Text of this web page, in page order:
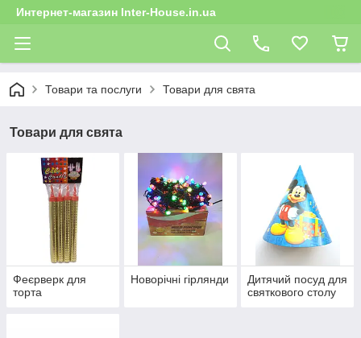
Интернет-магазин Inter-House.in.ua
Товари та послуги Товари для свята
Товари для свята
Феєрверк для
торта
Новорічні гірлянди
Дитячий посуд для
святкового столу